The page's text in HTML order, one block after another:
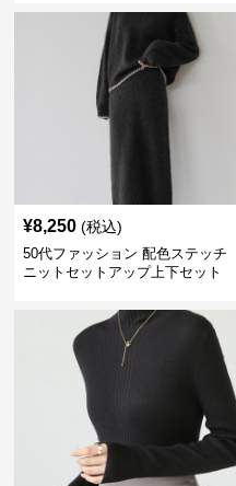
¥8,250 (税込)
50代ファッション 配色ステッチ
ニットセットアップ上下セット